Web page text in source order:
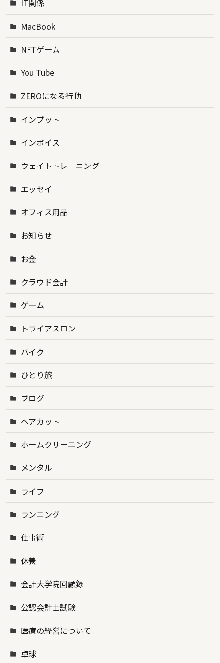
IT関係
MacBook
NFTゲーム
You Tube
ZEROになる行動
インプット
インボイス
ウェイトトレーニング
エッセイ
オフィス用品
お知らせ
お金
クラウド会計
ゲーム
トライアスロン
バイク
ひとり旅
ブログ
ヘアカット
ホームクリーニング
メンタル
ライフ
ランニング
仕事術
休養
会計大学院回顧録
公認会計士試験
医療の経営について
卓球